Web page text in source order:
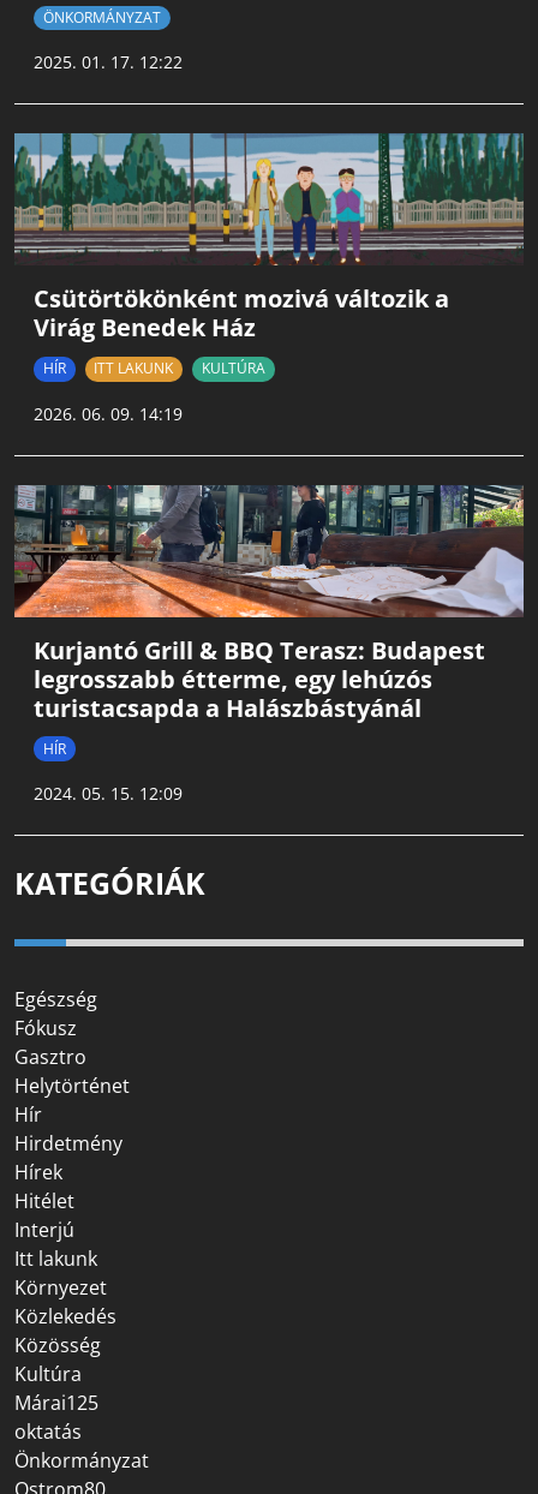
ÖNKORMÁNYZAT
2025. 01. 17. 12:22
Csütörtökönként mozivá változik a
Virág Benedek Ház
HÍR ITT LAKUNK KULTÚRA
2026. 06. 09. 14:19
Kurjantó Grill & BBQ Terasz: Budapest
legrosszabb étterme, egy lehúzós
turistacsapda a Halászbástyánál
HÍR
2024. 05. 15. 12:09
KATEGÓRIÁK
Egészség
Fókusz
Gasztro
Helytörténet
Hír
Hirdetmény
Hírek
Hitélet
Interjú
Itt lakunk
Környezet
Közlekedés
Közösség
Kultúra
Márai125
oktatás
Önkormányzat